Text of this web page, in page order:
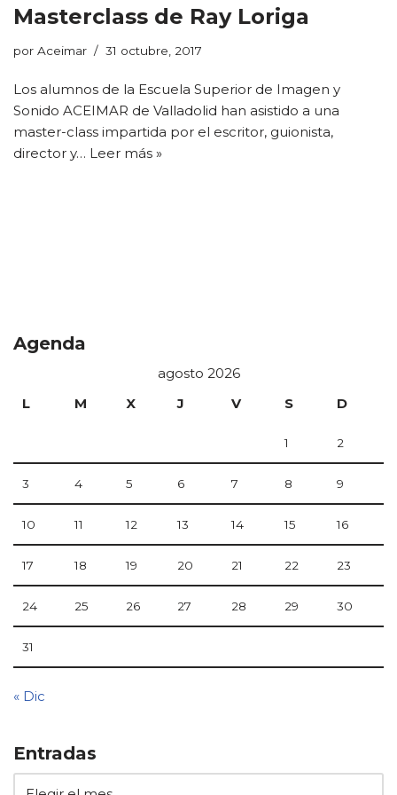
Masterclass de Ray Loriga
por Aceimar 31 octubre, 2017
Los alumnos de la Escuela Superior de Imagen y
Sonido ACEIMAR de Valladolid han asistido a una
master-class impartida por el escritor, guionista,
director y… Leer más »
Agenda
agosto 2026
L
M X J V S D
1 2
3 4 5 6 7 8 9
10 11 12 13 14 15 16
17 18 19 20 21 22 23
24 25 26 27 28 29 30
31
« Dic
Entradas